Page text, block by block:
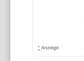
* Anzeige